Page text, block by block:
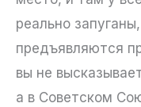
реально
предъявляются
вы не
а в Советском